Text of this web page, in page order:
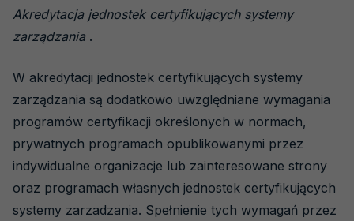
Akredytacja jednostek certyfikujących systemy
zarządzania .
W akredytacji jednostek certyfikujących systemy
zarządzania są dodatkowo uwzględniane wymagania
programów certyfikacji określonych w normach,
prywatnych programach opublikowanymi przez
indywidualne organizacje lub zainteresowane strony
oraz programach własnych jednostek certyfikujących
systemy zarzadzania. Spełnienie tych wymagań przez